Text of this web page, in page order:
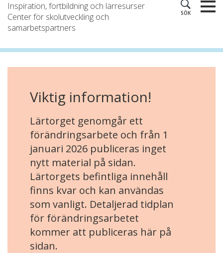
Inspiration, fortbildning och lärresurser
Center för skolutveckling och
samarbetspartners
SÖK
Viktig information!
Lärtorget genomgår ett
förändringsarbete och från 1
januari 2026 publiceras inget
nytt material på sidan.
Lärtorgets befintliga innehåll
finns kvar och kan användas
som vanligt. Detaljerad tidplan
för förändringsarbetet
kommer att publiceras här på
sidan.